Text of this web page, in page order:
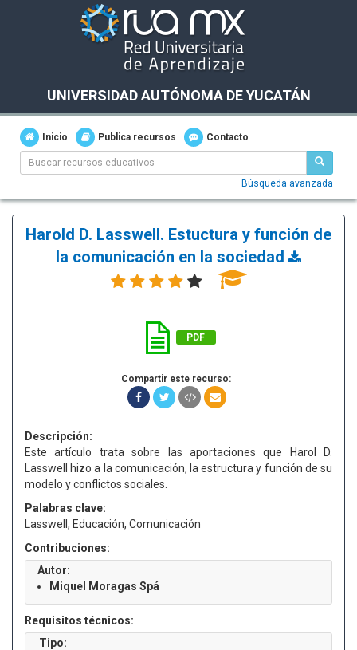
UNIVERSIDAD AUTÓNOMA DE YUCATÁN
Inicio Publica recursos Contacto
Búsqueda avanzada
Harold D. Lasswell. Estuctura y función de
la comunicación en la sociedad
PDF
Compartir este recurso:
Descripción:
Este artículo trata sobre las aportaciones que Harol D.
Lasswell hizo a la comunicación, la estructura y función de su
modelo y conflictos sociales.
Palabras clave:
Lasswell, Educación, Comunicación
Contribuciones:
Autor:
Miquel Moragas Spá
Requisitos técnicos:
Tipo: